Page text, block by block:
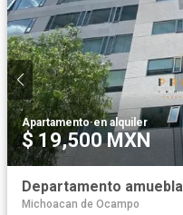
Apartamento·en alquiler
$ 19,500 MXN
Michoacan de Ocampo